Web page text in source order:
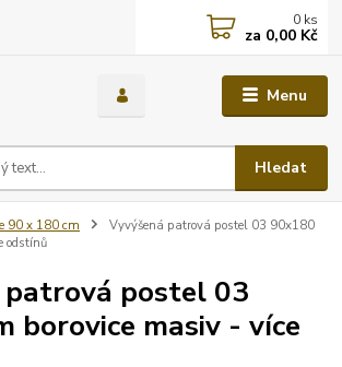
Menu
Hledat
0 ks
za 0,00 Kč
90 x 180 cm
Vyvýšená patrová postel 03 90x180
odstínů
postel 03
borovice masiv - více